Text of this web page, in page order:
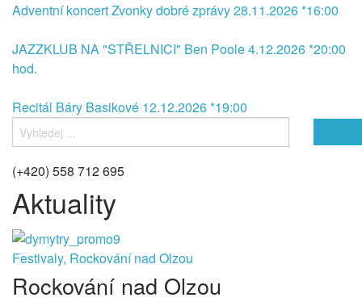
Adventní koncert Zvonky dobré zprávy 28.11.2026 *16:00
JAZZKLUB NA "STŘELNICI" Ben Poole 4.12.2026 *20:00
hod.
Recitál Báry Basikové 12.12.2026 *19:00
(+420) 558 712 695
Aktuality
Festivaly, Rockování nad Olzou
Rockování nad Olzou